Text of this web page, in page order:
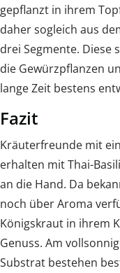
gepflanzt in ihrem
daher sogleich aus
drei Segmente. Diese
die Gewürzpflanzen
lange Zeit bestens
Fazit
Kräuterfreunde mit
erhalten mit Thai-
an die Hand. Da
noch über Aroma
Königskraut in ihrem
Genuss. Am
Substrat bestehen